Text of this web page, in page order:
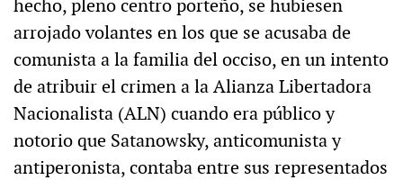
hecho, pleno centro porteño, se hubiesen
arrojado volantes en los que se acusaba de
comunista a la familia del occiso, en un intento
de atribuir el crimen a la Alianza Libertadora
Nacionalista (ALN) cuando era público y
notorio que Satanowsky, anticomunista y
antiperonista, contaba entre sus representados